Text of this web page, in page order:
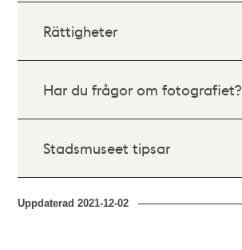
Rättigheter
Har du frågor om fotografiet?
Stadsmuseet tipsar
Uppdaterad2021-12-02